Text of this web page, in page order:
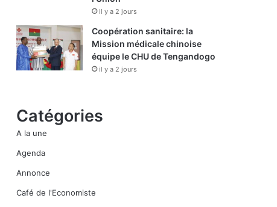
il y a 2 jours
Coopération sanitaire: la
Mission médicale chinoise
équipe le CHU de Tengandogo
il y a 2 jours
Catégories
A la une
Agenda
Annonce
Café de l'Economiste